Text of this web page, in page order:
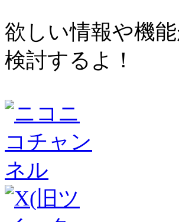
欲しい情報や機
検討するよ！